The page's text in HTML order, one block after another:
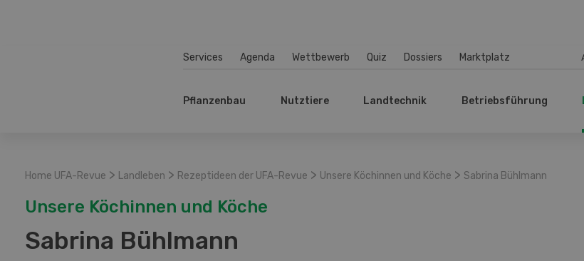
Services Agenda Wettbewerb Quiz Dossiers Marktplatz
Pflanzenbau Nutztiere Landtechnik Betriebsführung
Home UFA-Revue > Landleben > Rezeptideen der UFA-Revue > Unsere Köchinnen und Köche > Sabrina Bühlmann
Unsere Köchinnen und Köche
Sabrina Bühlmann